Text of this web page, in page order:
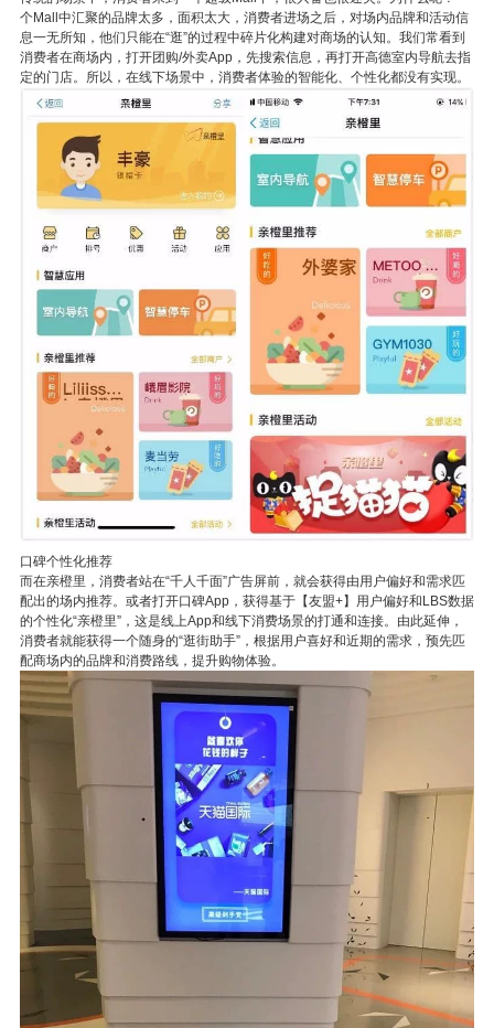
个Mall中汇聚的品牌太多，面积太大，消费者进场之后，对场内品牌和活动信
息一无所知，他们只能在“逛”的过程中碎片化构建对商场的认知。我们常看到
消费者在商场内，打开团购/外卖App，先搜索信息，再打开高德室内导航去指
定的门店。所以，在线下场景中，消费者体验的智能化、个性化都没有实现。
口碑个性化推荐
而在亲橙里，消费者站在“千人千面”广告屏前，就会获得由用户偏好和需求匹
配出的场内推荐。或者打开口碑App，获得基于【友盟+】用户偏好和LBS数据
的个性化“亲橙里”，这是线上App和线下消费场景的打通和连接。由此延伸，
消费者就能获得一个随身的“逛街助手”，根据用户喜好和近期的需求，预先匹
配商场内的品牌和消费路线，提升购物体验。